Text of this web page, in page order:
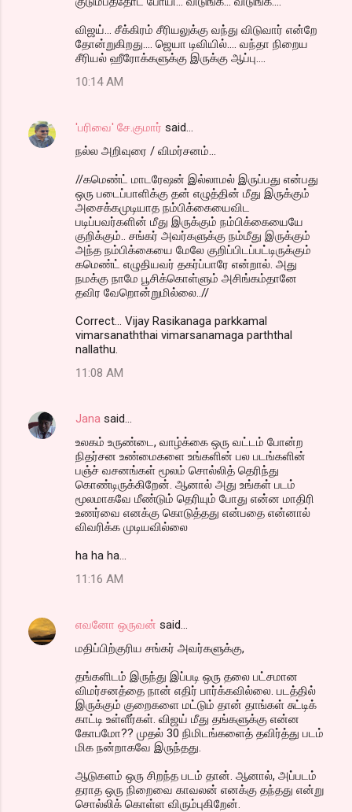
விஜய்... சீக்கிரம் சீரியலுக்கு வந்து விடுவார் என்றே
தோன்றுகிறது.... ஜெயா டிவியில்.... வந்தா நிறைய
சீரியல் ஹீரோக்களுக்கு இருக்கு ஆப்பு....
10:14 AM
'பரிவை' சே.குமார் said…
நல்ல அறிவுரை / விமர்சனம்...
//கமெண்ட் மாடரேஷன் இல்லாமல் இருப்பது என்பது
ஒரு படைப்பாளிக்கு தன் எழுத்தின் மீது இருக்கும்
அசைக்கமுடியாத நம்பிக்கையைவிட
படிப்பவர்களின் மீது இருக்கும் நம்பிக்கையையே
குறிக்கும்.. சங்கர் அவர்களுக்கு நம்மீது இருக்கும்
அந்த நம்பிக்கையை மேலே குறிப்பிடப்பட்டிருக்கும்
கமெண்ட் எழுதியவர் தகர்ப்பாரே என்றால். அது
நமக்கு நாமே பூசிக்கொள்ளும் அசிங்கம்தானே
தவிர வேறொன்றுமில்லை..//
Correct... Vijay Rasikanaga parkkamal
vimarsanaththai vimarsanamaga parththal
nallathu.
11:08 AM
Jana said…
உலகம் உருண்டை, வாழ்க்கை ஒரு வட்டம் போன்ற
நிதர்சன உண்மைகளை உங்களின் பல படங்களின்
பஞ்ச் வசனங்கள் மூலம் சொல்லித் தெரிந்து
கொண்டிருக்கிறேன். ஆனால் அது உங்கள் படம்
மூலமாகவே மீண்டும் தெரியும் போது என்ன மாதிரி
உணர்வை எனக்கு கொடுத்தது என்பதை என்னால்
விவரிக்க முடியவில்லை
ha ha ha...
11:16 AM
எவனோ ஒருவன் said…
மதிப்பிற்குரிய சங்கர் அவர்களுக்கு,
தங்களிடம் இருந்து இப்படி ஒரு தலை பட்சமான
விமர்சனத்தை நான் எதிர் பார்க்கவில்லை. படத்தில்
இருக்கும் குறைகளை மட்டும் தான் தாங்கள் சுட்டிக்
காட்டி உள்ளீர்கள். விஜய் மீது தங்களுக்கு என்ன
கோபமோ?? முதல் 30 நிமிடங்களைத் தவிர்த்து படம்
மிக நன்றாகவே இருந்தது.
ஆடுகளம் ஒரு சிறந்த படம் தான். ஆனால், அப்படம்
தராத ஒரு நிறைவை காவலன் எனக்கு தந்தது என்று
சொல்லிக் கொள்ள விரும்புகிறேன்.